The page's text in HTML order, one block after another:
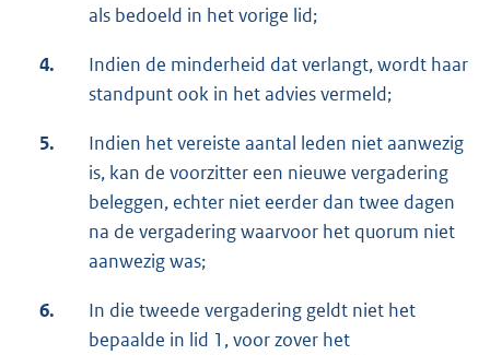
als bedoeld in het vorige lid;
4.
Indien de minderheid dat verlangt, wordt haar
standpunt ook in het advies vermeld;
5.
Indien het vereiste aantal leden niet aanwezig
is, kan de voorzitter een nieuwe vergadering
beleggen, echter niet eerder dan twee dagen
na de vergadering waarvoor het quorum niet
aanwezig was;
6.
In die tweede vergadering geldt niet het
bepaalde in lid 1, voor zover het